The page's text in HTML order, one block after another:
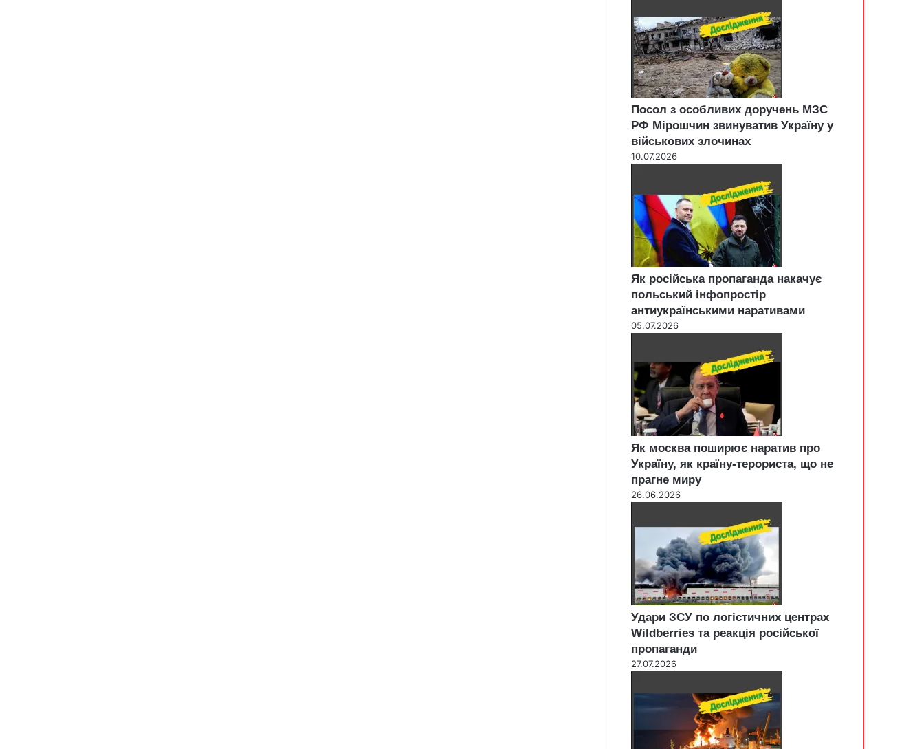
Посол з особливих доручень МЗС
РФ Мірошчин звинуватив Україну у
військових злочинах
10.07.2026
Як російська пропаганда накачує
польський інфопростір
антиукраїнськими наративами
05.07.2026
Як москва поширює наратив про
Україну, як країну-терориста, що не
прагне миру
26.06.2026
Удари ЗСУ по логістичних центрах
Wildberries та реакція російської
пропаганди
27.07.2026